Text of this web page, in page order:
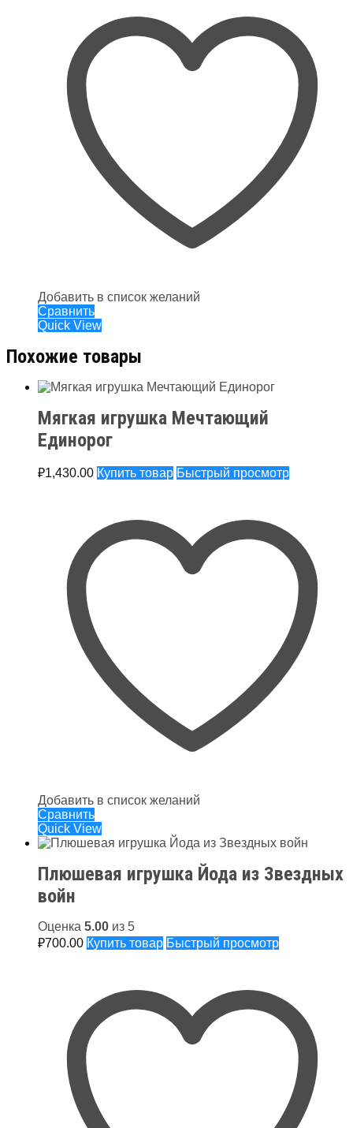
Добавить в список желаний
Сравнить
Quick View
Похожие товары
Мягкая игрушка Мечтающий
Единорог
₽1,430.00 Купить товар Быстрый просмотр
Добавить в список желаний
Сравнить
Quick View
Плюшевая игрушка Йода из Звездных
войн
Оценка 5.00 из 5
₽700.00 Купить товар Быстрый просмотр